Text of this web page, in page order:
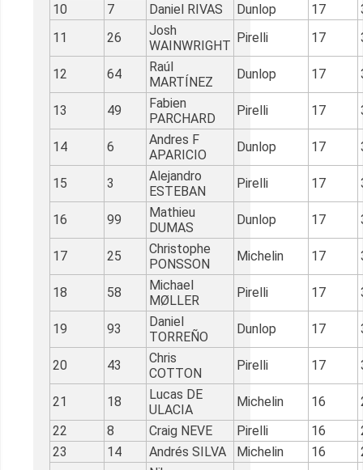
10
7 Daniel RIVAS Dunlop 17
11
26
Josh
WAINWRIGHT
Pirelli 17
12 64
Raúl
MARTÍNEZ
Dunlop 17
13 49
Fabien
PARCHARD
Pirelli 17
14 6
Andres F
APARICIO
Dunlop 17
15 3
Alejandro
ESTEBAN
Pirelli 17
16 99
Mathieu
DUMAS
Dunlop 17
17 25
Christophe
PONSSON
Michelin 17
18 58
Michael
MØLLER
Pirelli 17
19 93
Daniel
TORREÑO
Dunlop 17
20 43
Chris
COTTON
Pirelli 17
21 18
Lucas DE
ULACIA
Michelin 16
22
8 Craig NEVE Pirelli 16
23
14 Andrés SILVA Michelin 16